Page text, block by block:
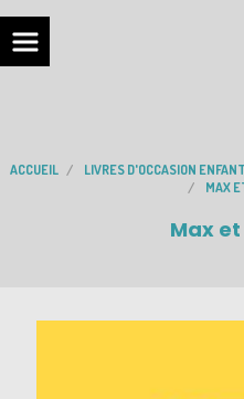
ACCUEIL LIVRES D'OCCASION
MAX
Max